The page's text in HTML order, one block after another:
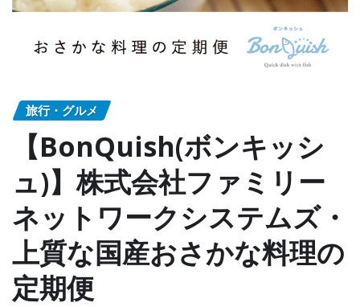
旅行・グルメ
【BonQuish(ボンキッシ
ュ)】株式会社ファミリー
ネットワークシステムズ・
上質な国産おさかな料理の
定期便